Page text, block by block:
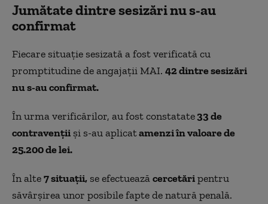
Jumătate dintre sesizări nu s-au
confirmat
Fiecare situație sesizată a fost verificată cu
promptitudine de angajații MAI. 42 dintre sesizări
nu s-au confirmat.
În urma verificărilor, au fost constatate33 de
contravenții și s-au aplicatamenzi în valoare de
25.200 de lei.
În alte7 situații, se efectueazăcercetăripentru
săvârșirea unor posibile fapte de natură penală.